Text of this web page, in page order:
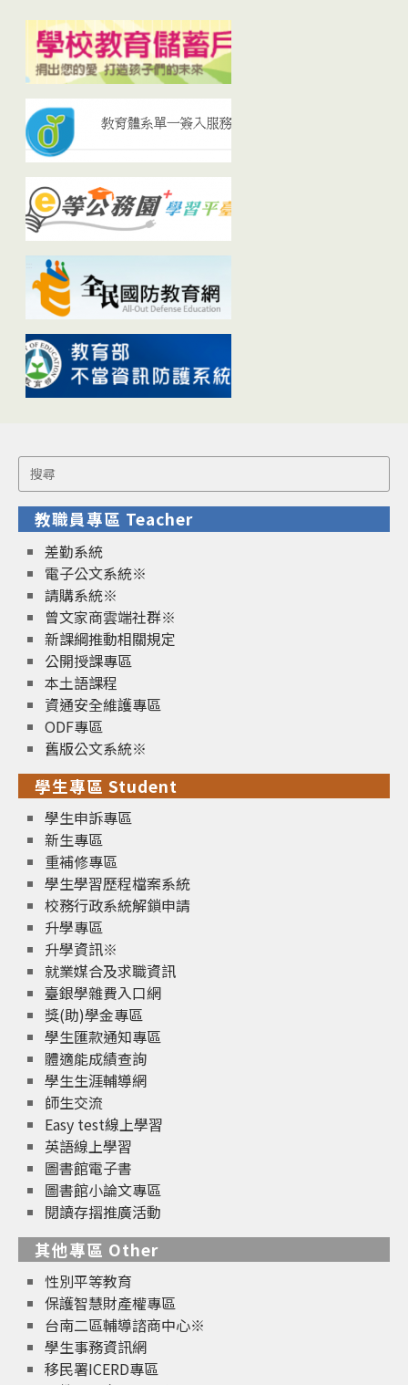
Search
for:
教職員專區 Teacher
差勤系統
電子公文系統※
請購系統※
曾文家商雲端社群※
新課綱推動相關規定
公開授課專區
本土語課程
資通安全維護專區
ODF專區
舊版公文系統※
學生專區 Student
學生申訴專區
新生專區
重補修專區
學生學習歷程檔案系統
校務行政系統解鎖申請
升學專區
升學資訊※
就業媒合及求職資訊
臺銀學雜費入口網
獎(助)學金專區
學生匯款通知專區
體適能成績查詢
學生生涯輔導網
師生交流
Easy test線上學習
英語線上學習
圖書館電子書
圖書館小論文專區
閱讀存摺推廣活動
其他專區 Other
性別平等教育
保護智慧財產權專區
台南二區輔導諮商中心※
學生事務資訊網
移民署ICERD專區